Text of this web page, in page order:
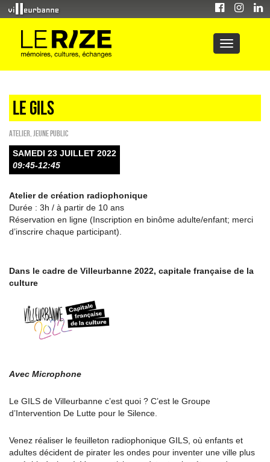
LE GILS
Atelier Jeune public
SAMEDI 23 JUILLET 2022
09:45-12:45
Atelier de création radiophonique
Durée : 3h / à partir de 10 ans
Réservation en ligne (Inscription en binôme adulte/enfant; merci
d’inscrire chaque participant).
Dans le cadre de Villeurbanne 2022, capitale française de la
culture
Avec Microphone
Le GILS de Villeurbanne c’est quoi ? C’est le Groupe
d’Intervention De Lutte pour le Silence.
Venez réaliser le feuilleton radiophonique GILS, où enfants et
adultes décident de pirater les ondes pour inventer une ville plus